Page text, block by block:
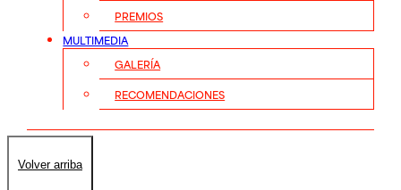
PREMIOS
MULTIMEDIA
GALERÍA
RECOMENDACIONES
Volver arriba